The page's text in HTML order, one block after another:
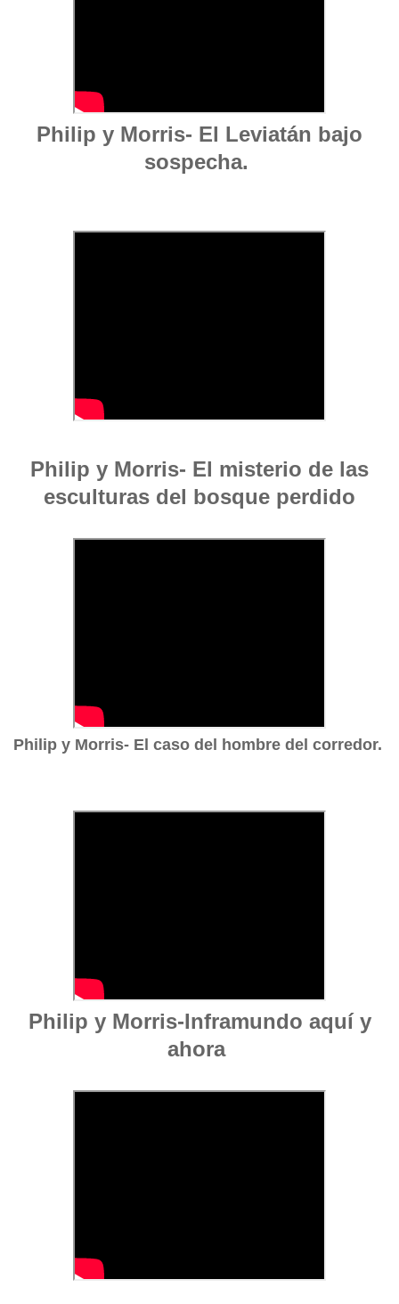
Philip y Morris- El Leviatán bajo
sospecha.
Philip y Morris- El misterio de las
esculturas del bosque perdido
Philip y Morris- El caso del hombre del corredor.
Philip y Morris-Inframundo aquí y
ahora